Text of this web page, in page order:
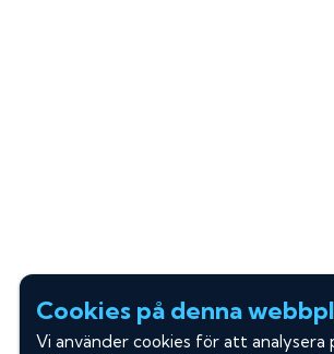
Cookies på denna
Vi använder cookies för att analysera